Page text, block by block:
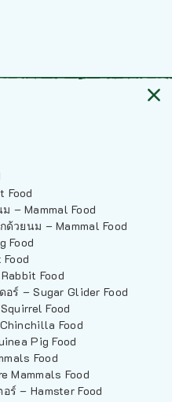
Food
– Mammal Food
ด้วยนม – Mammal Food
Food
Food
อร์ – Sugar Glider Food
Food
Food
Pig Food
Food
Mammals Food
ร์ – Hamster Food